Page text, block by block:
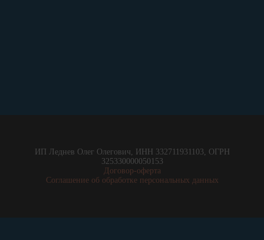
ИП Леднев Олег Олегович, ИНН 332711931103, ОГРН
325330000050153
Договор-оферта
Соглашение об обработке персональных данных